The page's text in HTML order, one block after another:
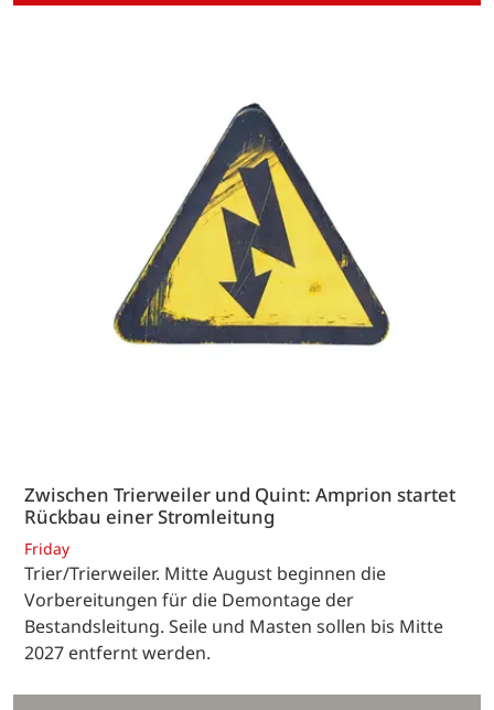
Zwischen Trierweiler und Quint: Amprion startet
Rückbau einer Stromleitung
Friday
Trier/Trierweiler. Mitte August beginnen die
Vorbereitungen für die Demontage der
Bestandsleitung. Seile und Masten sollen bis Mitte
2027 entfernt werden.